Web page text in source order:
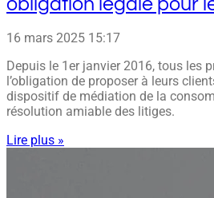
obligation légale pour
16 mars 2025 15:17
Depuis le 1er janvier 2016, tous les
l’obligation de proposer à leurs
dispositif de médiation de la
résolution amiable des litiges.
Lire plus »